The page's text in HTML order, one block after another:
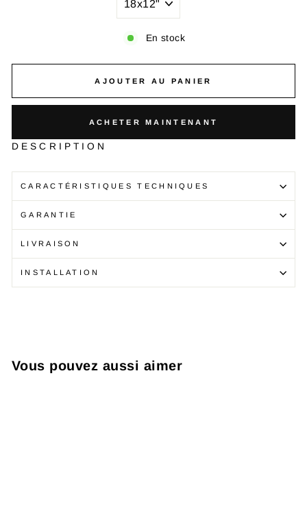
En stock
AJOUTER AU PANIER
ACHETER MAINTENANT
DESCRIPTION
CARACTÉRISTIQUES TECHNIQUES
GARANTIE
LIVRAISON
INSTALLATION
Vous pouvez aussi aimer